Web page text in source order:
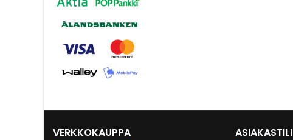
VERKKOKAUPPA ASIAKASTILI